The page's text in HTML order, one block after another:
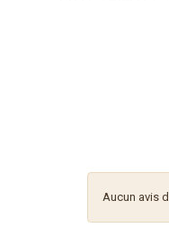
Aucun avis